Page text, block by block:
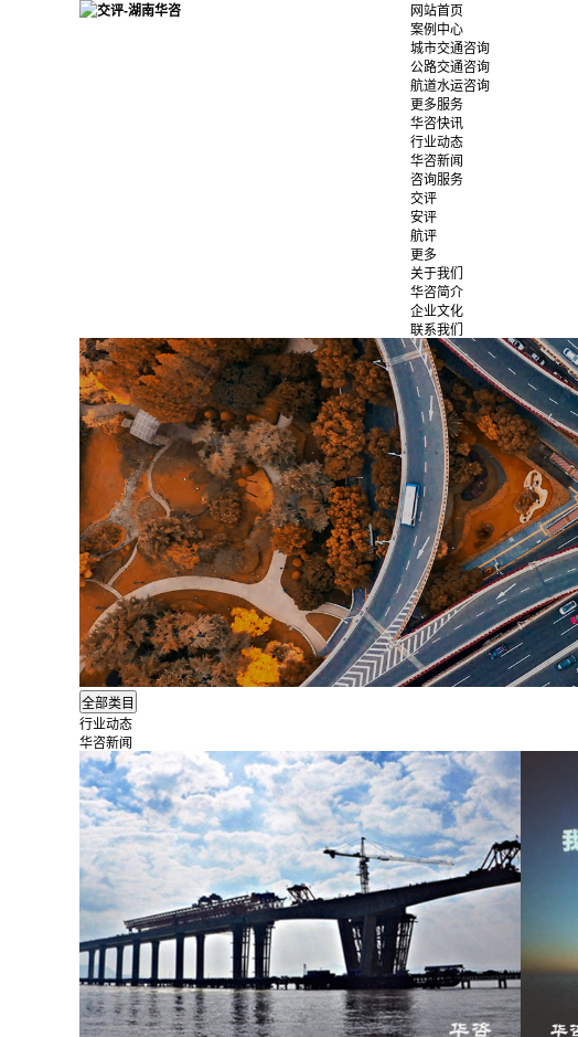
网站首页
案例中心
城市交通咨询
公路交通咨询
航道水运咨询
更多服务
华咨快讯
行业动态
华咨新闻
咨询服务
交评
安评
航评
更多
关于我们
华咨简介
企业文化
联系我们
行业动态
华咨新闻